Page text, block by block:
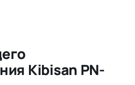
Kibisan PN-